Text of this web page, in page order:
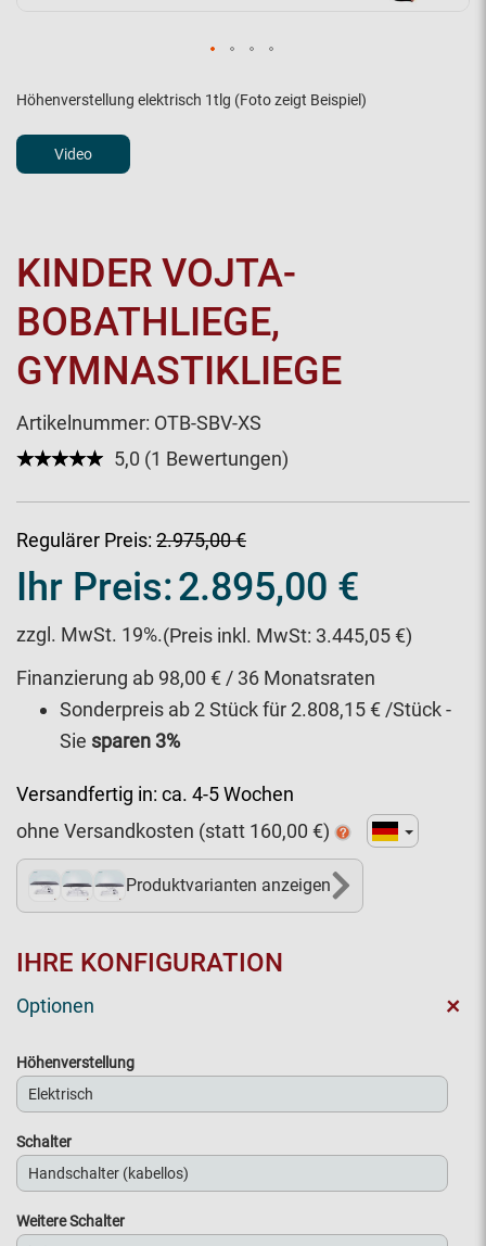
Höhenverstellung elektrisch 1tlg (Foto zeigt Beispiel)
Video
KINDER VOJTA-
BOBATHLIEGE,
GYMNASTIKLIEGE
Artikelnummer: OTB-SBV-XS
★★★★★
☆☆☆☆☆ 5,0 (1 Bewertungen)
Regulärer Preis: 2.975,00 €
Ihr Preis:2.895,00 €
zzgl. MwSt. 19%.(Preis inkl. MwSt: 3.445,05 €)
Finanzierung ab 98,00 € / 36 Monatsraten
Sonderpreis ab 2 Stück für2.808,15 € /Stück -
Sie sparen 3%
Versandfertig in: ca. 4-5 Wochen
ohne Versandkosten (statt 160,00 €)
Produktvarianten anzeigen
IHRE KONFIGURATION
Optionen +
Höhenverstellung
Schalter
Weitere Schalter